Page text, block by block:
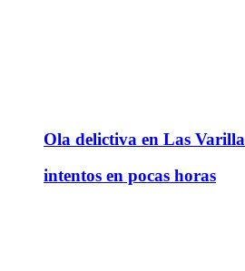
Ola delictiva en Las
intentos en pocas horas